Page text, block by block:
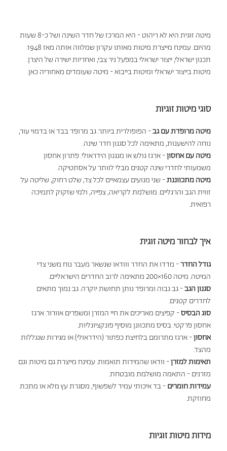
מיטה זוגית היא לא ריהוט - היא המרכז של חדר השינה ושל כ-8 שעות
מהיום. עמינח מייצרת מיטות מאותו עקרון שמלווה אותה מאז 1948:
תכנון ישראלי, ייצור ישראלי במפעל ניר צבי, ואחריות ישירה של היצרן.
מיטות בייצור ישראלי ומיטות בייבוא - מיטה שעומדים מאחוריה כאן.
סוגי מיטות זוגיות
מיטה מרופדת עם גב- הפופולרית ביותר. גב מרופד בבד או בדמוי עור,
נוחה להישענות, מתאימה לכל סגנון חדר שינה.
מיטה עם אחסון- ארגז גולש או מנגנון הידראולי. פתרון אחסון
משמעותי לחדרי שינה קטנים מבלי לוותר על אסתטיקה.
מיטה מתכווננת- שני מנועים עצמאיים לכל צד, שלט רחוק, שליטה על
זווית הגב והרגליים. מושלמת לקריאה, צפייה, ולמי שזקוק לתמיכה
רפואית.
איך לבחור מיטה זוגית
גודל החדר- מדדו את החדר ווודאו שנשאר מעבר נוח משני צדי
המיטה. מיטה 160×200 מתאימה לרוב החדרים הישראליים.
סגנון הגב- גב גבוה ומרופד נותן תחושת יוקרה. גב נמוך מתאים
לחדרים קטנים.
סוג הבסיס- קפיצים מאריכים את חיי המזרן ומשפרים אוורור. ארגז
אחסון פרקטי. בסיס מתכוונן מוסיף פונקציונליות.
אחסון- ארגז מתרומם בלחיצת כפתור (הידראולי) או מגירות שנגללות
מהצד.
תאימות למזרן- וודאו שהמידות תואמות. עמינח מייצרת גם מיטות וגם
מזרנים - התאמה מושלמת מובטחת.
עמידות חומרים- בד איכותי עמיד לשפשוף, מסגרת עץ מלא או מתכת
מחוזקת.
מידות מיטות זוגיות